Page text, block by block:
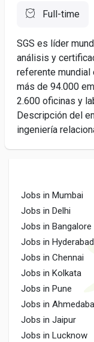
Full-time
SGS es líder
análisis y
referente mundial
más de 94.000
2.600 oficinas y
Descripción del
ingeniería
Jobs in Mumbai
Jobs in Delhi
Jobs in Bangalore
Jobs in Hyderabad
Jobs in Chennai
Jobs in Kolkata
Jobs in Pune
Jobs in
Jobs in Jaipur
Jobs in Lucknow